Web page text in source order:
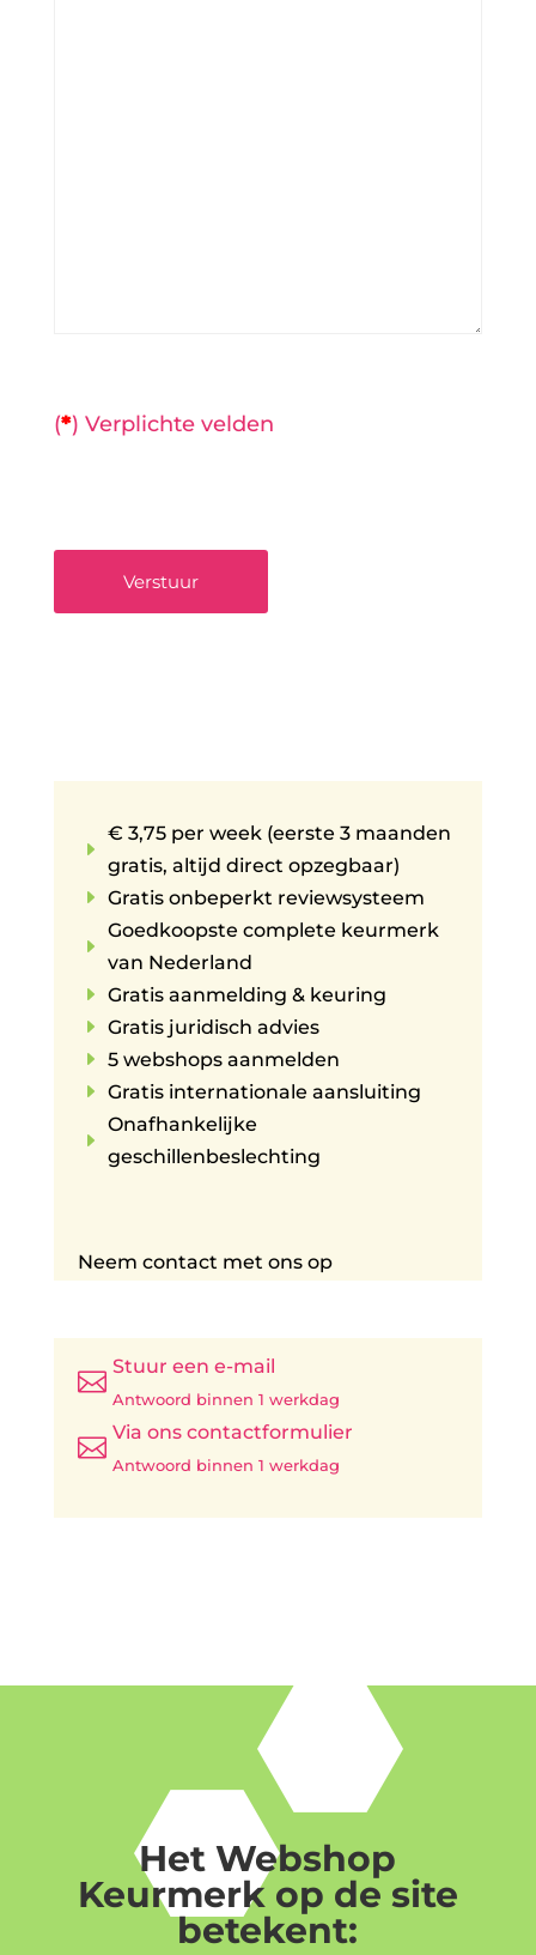
(*) Verplichte velden
Verstuur
E
€ 3,75 per week (eerste 3 maanden
gratis, altijd direct opzegbaar)
E Gratis onbeperkt reviewsysteem
E
Goedkoopste complete keurmerk
van Nederland
E Gratis aanmelding & keuring
E Gratis juridisch advies
E 5 webshops aanmelden
E Gratis internationale aansluiting
E
Onafhankelijke
geschillenbeslechting
Neem contact met ons op

Stuur een e-mail
Antwoord binnen 1 werkdag

Via ons contactformulier
Antwoord binnen 1 werkdag
Het Webshop
Keurmerk op de site
betekent: